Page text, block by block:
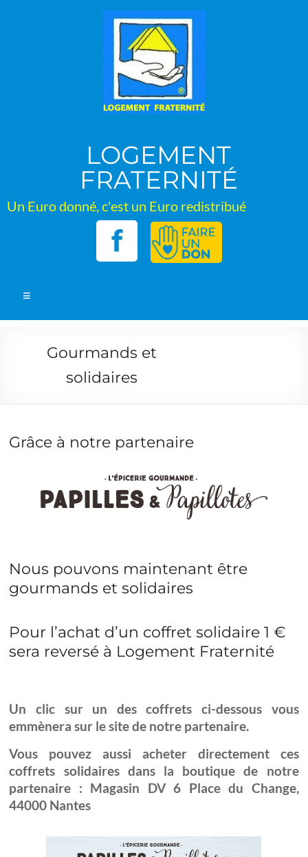
LOGEMENT
FRATERNITÉ
Un Euro donné, c'est un Euro redistribué
Gourmands et
solidaires
Grâce à notre partenaire
Nous pouvons maintenant être
gourmands et solidaires
Pour l’achat d’un coffret solidaire 1 €
sera reversé à Logement Fraternité
Un clic sur un des coffrets ci-dessous vous
emmènera sur le site de notre partenaire.
Vous pouvez aussi acheter directement ces
coffrets solidaires dans la boutique de notre
partenaire : Magasin DV 6 Place du Change,
44000 Nantes